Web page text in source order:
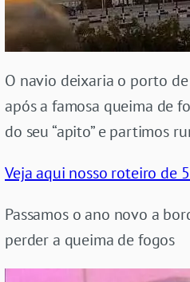
O navio deixaria o porto
após a famosa queima de
do seu “apito” e partimos
Veja aqui nosso roteiro de
Passamos o ano novo a
perder a queima de fogos